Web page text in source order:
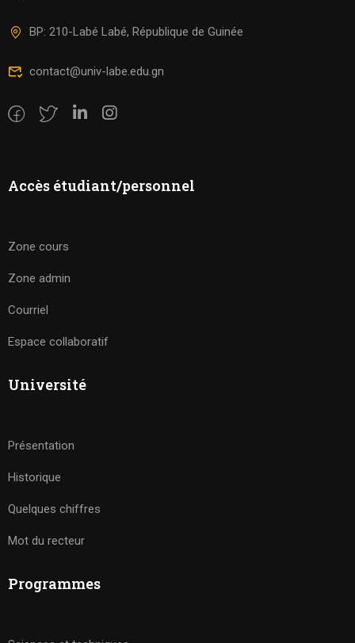
BP: 210-Labé Labé, République de Guinée
contact@univ-labe.edu.gn
Accès étudiant/personnel
Zone cours
Zone admin
Courriel
Espace collaboratif
Université
Présentation
Historique
Quelques chiffres
Mot du recteur
Programmes